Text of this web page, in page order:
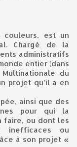
Chargé de la
administratifs
entier (dans
du
projet qu’il a en
ainsi que des
pour qui la
faire, ou dont les
inefficaces ou
à son projet «